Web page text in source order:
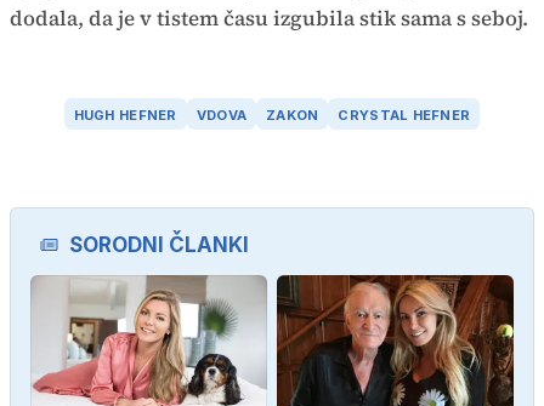
dodala, da je v tistem času izgubila stik sama s seboj.
HUGH HEFNER VDOVA ZAKON CRYSTAL HEFNER
SORODNI ČLANKI